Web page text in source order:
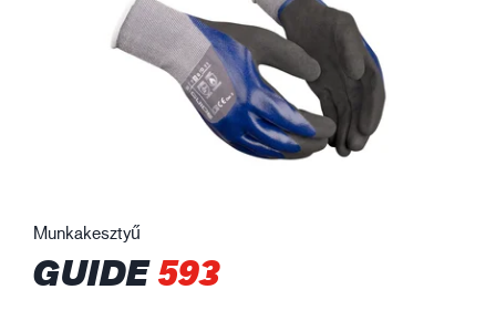
Munkakesztyű
GUIDE593